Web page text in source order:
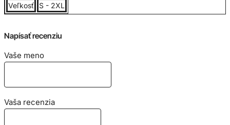
Veľkosť S - 2XL
Napísať recenziu
Vaše meno
Vaša recenzia